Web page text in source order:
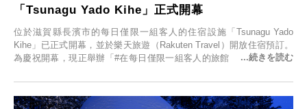
「Tsunagu Yado Kihe」正式開幕
位於滋賀縣長濱市的每日僅限一組客人的住宿設施「Tsunagu Yado
Kihe」已正式開幕，並於樂天旅遊（Rakuten Travel）開放住宿預訂。
為慶祝開幕，現正舉辦「#在每日僅限一組客人的旅館，展開一生一次
人的旅館，您才能在此與重要的人共度獨一無二的特別時光。